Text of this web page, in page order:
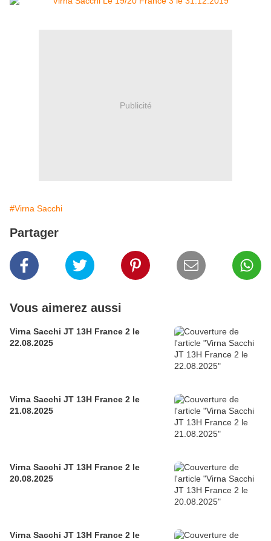
Publicité
#Virna Sacchi
Partager
Vous aimerez aussi
Virna Sacchi JT 13H France 2 le
22.08.2025
Virna Sacchi JT 13H France 2 le
21.08.2025
Virna Sacchi JT 13H France 2 le
20.08.2025
Virna Sacchi JT 13H France 2 le